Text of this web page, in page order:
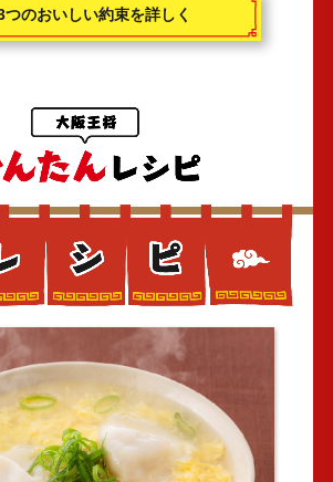
つのおいしい約束を詳しく